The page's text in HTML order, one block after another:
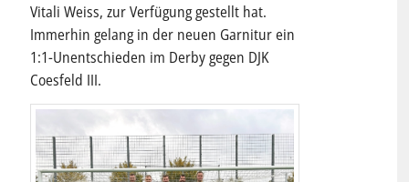
Vitali Weiss, zur Verfügung gestellt hat.
Immerhin gelang in der neuen Garnitur ein
1:1-Unentschieden im Derby gegen DJK
Coesfeld III.